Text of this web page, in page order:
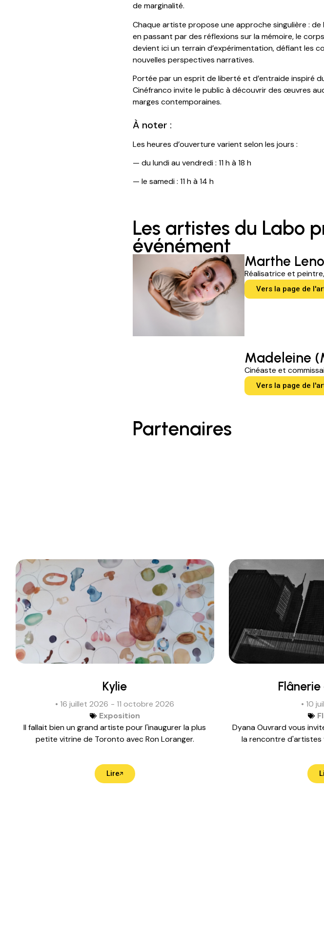
de marginalité.
Chaque artiste propose une approche singulière :
en passant par des réflexions sur la mémoire, le
devient ici un terrain d’expérimentation, défiant les
nouvelles perspectives narratives.
Portée par un esprit de liberté et d’entraide inspiré
Cinéfranco invite le public à découvrir des œuvres
marges contemporaines.
À noter :
Les heures d’ouverture varient selon les jours :
— du lundi au vendredi : 11 h à 18 h
— le samedi : 11 h à 14 h
Les artistes du Labo
événément
Marthe
Réalisatrice et
Vers la page de
Madeleine
Cinéaste et
Vers la page de
Partenaires
Kylie
• 16 juillet 2026 - 11 octobre 2026
Exposition
Il fallait bien un grand artiste pour l'inaugurer la plus
petite vitrine de Toronto avec Ron Loranger.
Lire
• 10
Dyana Ouvrard vous
la rencontre d'artistes